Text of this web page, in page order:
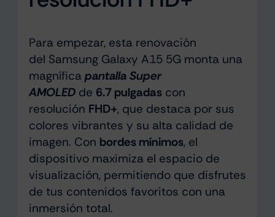
Para empezar, esta renovación
del Samsung Galaxy A15 5G monta una
magnífica pantalla Super
AMOLEDde 6.7 pulgadascon
resolución FHD+, que destaca por sus
colores vibrantes y su alta calidad de
imagen. Con bordes mínimos, el
dispositivo maximiza el espacio de
visualización, permitiendo que disfrutes
de tus contenidos favoritos con una
inmersión total.